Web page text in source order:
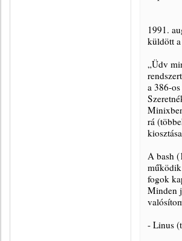
1991.
küldött
„Üdv
a 386-
rá
A bash
fogok
Minden
- Linus